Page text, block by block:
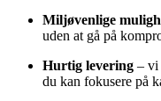
Miljøvenlige
uden at gå på
Hurtig levering – vi
du kan fokusere på